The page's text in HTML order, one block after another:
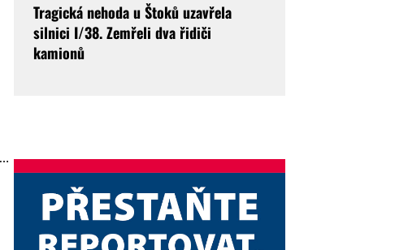
Tragická nehoda u Štoků uzavřela
silnici I/38. Zemřeli dva řidiči
kamionů